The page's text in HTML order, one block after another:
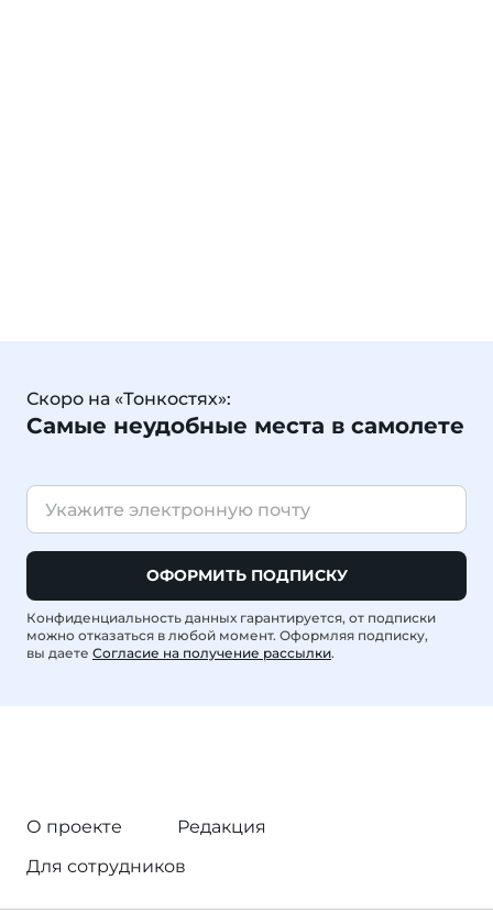
Скоро на «Тонкостях»:
Самые неудобные места в самолете
ОФОРМИТЬ ПОДПИСКУ
Конфиденциальность данных гарантируется, от подписки
можно отказаться в любой момент. Оформляя подписку,
вы даете Согласие на получение рассылки.
О проекте
Редакция
Для сотрудников